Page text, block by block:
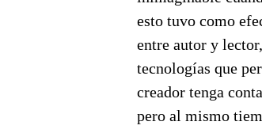
esto tuvo como
entre autor y
tecnologías que
creador tenga
pero al mismo